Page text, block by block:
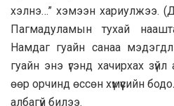
хэлнэ…” хэмээн хариулжээ.
Пагмадуламын тухай
Намдаг гуайн санаа
гуайн энэ үгэнд хачирхах
өөр орчинд өссөн хүмүүсийн
албагүй билээ.